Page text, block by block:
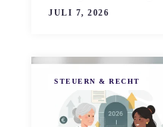
JULI 7, 2026
STEUERN & RECHT